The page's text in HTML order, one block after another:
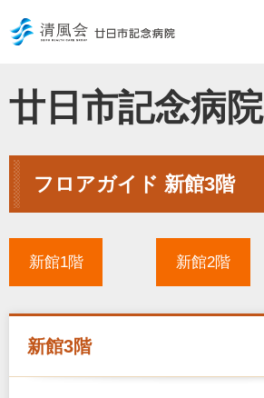
廿日市記念病院
フロアガイド 新館3階
新館1階 新館2階
新館3階